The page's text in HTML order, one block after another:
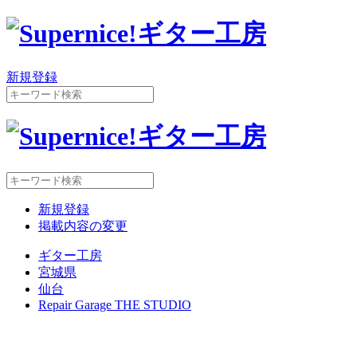
新規登録
新規登録
掲載内容の変更
ギター工房
宮城県
仙台
Repair Garage THE STUDIO